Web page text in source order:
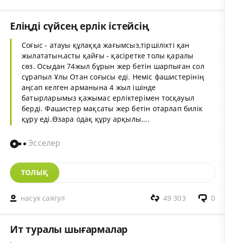
Еліңді сүйсең ерлік істейсің
Соғыс - атауы құлаққа жағымсыз,тіршілікті қан
жылататын,асты қайғы - қасіретке толы қаралы
сөз. Осыдан 74жыл бұрын жер бетін шарпыған сол
сұрапыл Ұлы Отан соғысы еді. Неміс фашистерінің
аңсап келген арманына 4 жыл ішінде
батырларымыз қажымас ерліктерімен тосқауыл
берді. Фашистер мақсаты жер бетін отарлап билік
құру еді.Өзара одақ құру арқылы....
Эсселер
ТОЛЫҚ
насух саягул 0
49 303
Ит туралы шығармалар